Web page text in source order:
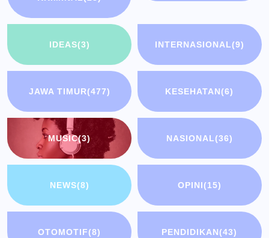
IDEAS(3) INTERNASIONAL(9)
JAWA TIMUR(477) KESEHATAN(6)
MUSIC(3) NASIONAL(36)
NEWS(8) OPINI(15)
OTOMOTIF(8) PENDIDIKAN(43)